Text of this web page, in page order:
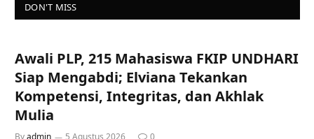
DON'T MISS
Awali PLP, 215 Mahasiswa FKIP UNDHARI
Siap Mengabdi; Elviana Tekankan
Kompetensi, Integritas, dan Akhlak
Mulia